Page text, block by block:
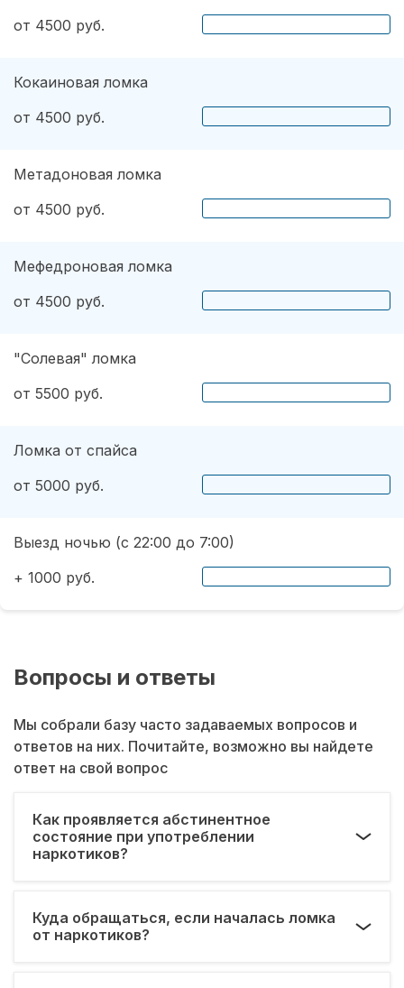
от 4500 руб.
Кокаиновая ломка
от 4500 руб.
Метадоновая ломка
от 4500 руб.
Мефедроновая ломка
от 4500 руб.
"Солевая" ломка
от 5500 руб.
Ломка от спайса
от 5000 руб.
Выезд ночью (с 22:00 до 7:00)
+ 1000 руб.
Вопросы и ответы
Мы собрали базу часто задаваемых вопросов и
ответов на них. Почитайте, возможно вы найдете
ответ на свой вопрос
Как проявляется абстинентное
состояние при употреблении
наркотиков?
Куда обращаться, если началась ломка
от наркотиков?